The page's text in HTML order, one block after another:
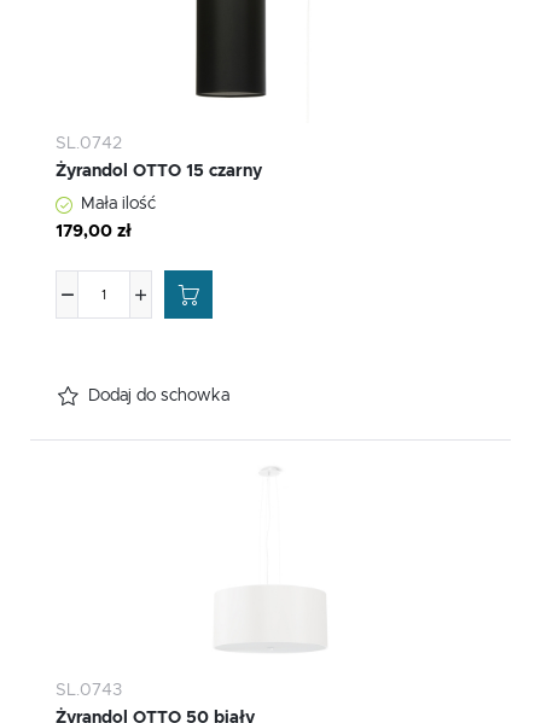
SL.0742
Żyrandol OTTO 15 czarny
Mała ilość
179,00 zł
Dodaj do schowka
SL.0743
Żyrandol OTTO 50 biały